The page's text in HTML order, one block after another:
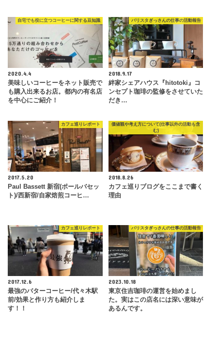
自宅でも役に立つコーヒーに関する豆知識
2020.4.4
美味しいコーヒーをネット販売で
も購入出来るお店。都内の有名店
を中心にご紹介！
バリスタぎっさんの仕事の活動報告
2018.9.17
絆家シェアハウス『hitotoki』コ
ンセプト珈琲の監修をさせていた
だき…
カフェ巡りレポート
2017.5.20
Paul Bassett 新宿(ポールバセッ
ト)/西新宿/自家焙煎コーヒ…
価値観や考え方について(仕事以外の活動も含
む)
2018.8.26
カフェ巡りブログをここまで書く
理由
カフェ巡りレポート
2017.12.6
最強のバターコーヒー/代々木駅
前/効果と作り方も紹介しま
す！！
バリスタぎっさんの仕事の活動報告
2023.10.18
東京住吉珈琲の運営を始めまし
た。実はこの店名には深い意味が
あるんです。